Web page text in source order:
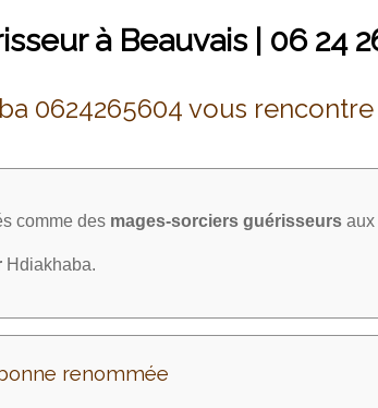
à Beauvais | 06 24
0624265604 vous
comme des mages-sorciers guérisseurs aux
Hdiakhaba.
renommée